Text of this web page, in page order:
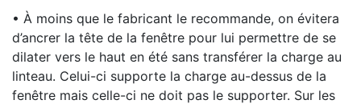
• À moins que le fabricant le recommande, on évitera
d’ancrer la tête de la fenêtre pour lui permettre de se
dilater vers le haut en été sans transférer la charge au
linteau. Celui-ci supporte la charge au-dessus de la
fenêtre mais celle-ci ne doit pas le supporter. Sur les